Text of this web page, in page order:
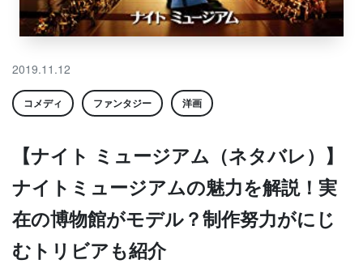
2019.11.12
コメディ ファンタジー 洋画
【ナイト ミュージアム（ネタバレ）】
ナイトミュージアムの魅力を解説！実
在の博物館がモデル？制作努力がにじ
むトリビアも紹介